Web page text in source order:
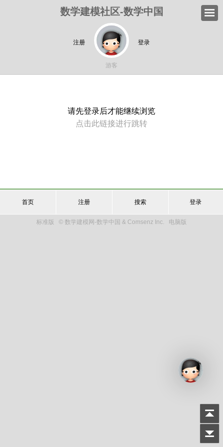
数学建模社区-数学中国
注册 登录
游客
请先登录后才能继续浏览
点击此链接进行跳转
首页 注册 搜索 登录
标准版 © 数学建模网-数学中国 & Comsenz Inc. 电脑版